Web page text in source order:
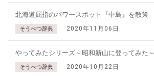
北海道屈指のパワースポット『中島』を散策
そうべつ辞典 2020年11月06日
やってみたシリーズ～昭和新山に登ってみた～
そうべつ辞典 2020年10月22日